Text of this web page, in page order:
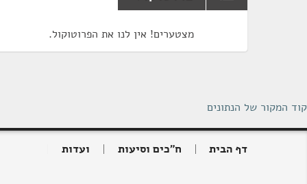
מצטערים! אין לנו את הפרוטוקול.
קוד המקור של הנתונים
דף הבית ח"כים וסיעות ועדות